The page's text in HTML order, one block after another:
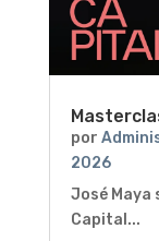
por
2026
José Maya
Capital...